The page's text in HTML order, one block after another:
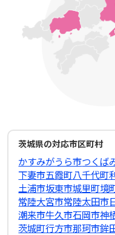
茨城県の対応市区町村
かすみがうら市つくば
下妻市五霞町八千代町
土浦市坂東市城里町境
常陸大宮市常陸太田市
潮来市牛久市石岡市神
茨城町行方市那珂市鉾